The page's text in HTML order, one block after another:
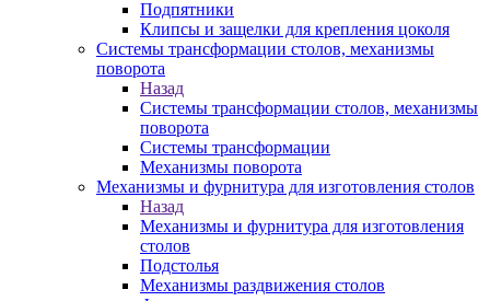
Подпятники
Клипсы и защелки для крепления цоколя
Системы трансформации столов, механизмы
поворота
Назад
Системы трансформации столов, механизмы
поворота
Системы трансформации
Механизмы поворота
Механизмы и фурнитура для изготовления столов
Назад
Механизмы и фурнитура для изготовления
столов
Подстолья
Механизмы раздвижения столов